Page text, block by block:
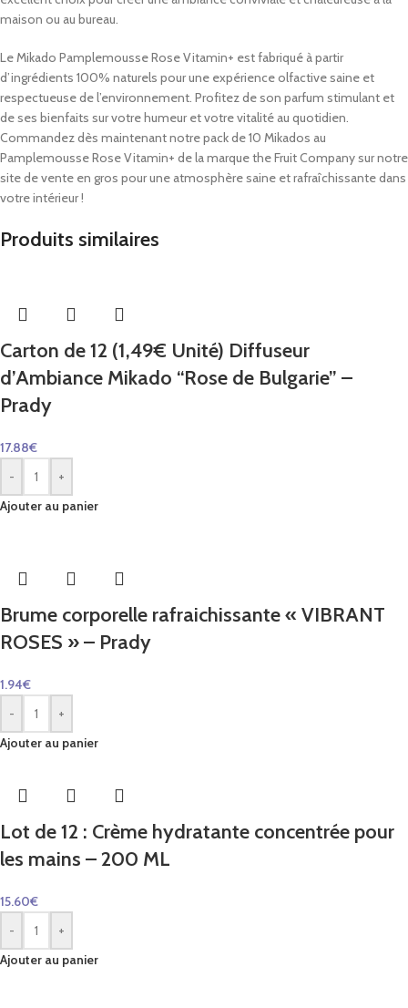
maison ou au bureau.
Le Mikado Pamplemousse Rose Vitamin+ est fabriqué à partir
d’ingrédients 100% naturels pour une expérience olfactive saine et
respectueuse de l’environnement. Profitez de son parfum stimulant et
de ses bienfaits sur votre humeur et votre vitalité au quotidien.
Commandez dès maintenant notre pack de 10 Mikados au
Pamplemousse Rose Vitamin+ de la marque the Fruit Company sur notre
site de vente en gros pour une atmosphère saine et rafraîchissante dans
votre intérieur !
Produits similaires
Carton de 12 (1,49€ Unité) Diffuseur
d’Ambiance Mikado “Rose de Bulgarie” –
Prady
17.88€
-
+
Ajouter au panier
Brume corporelle rafraichissante « VIBRANT
ROSES » – Prady
1.94€
-
+
Ajouter au panier
Lot de 12 : Crème hydratante concentrée pour
les mains – 200 ML
15.60€
-
+
Ajouter au panier